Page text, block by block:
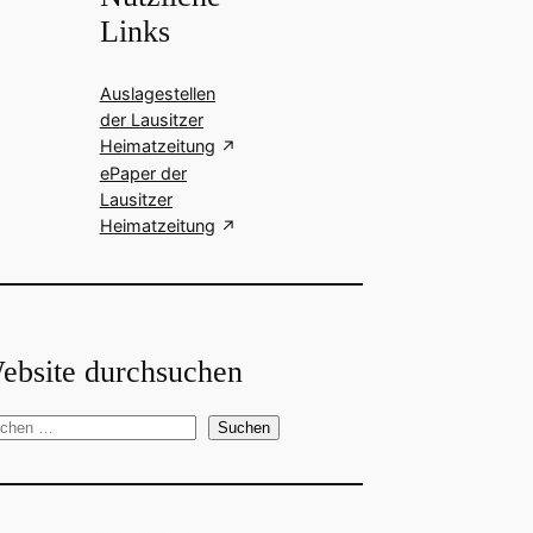
Links
Auslagestellen
der Lausitzer
Heimatzeitung
ePaper der
Lausitzer
Heimatzeitung
durchsuchen
Suchen